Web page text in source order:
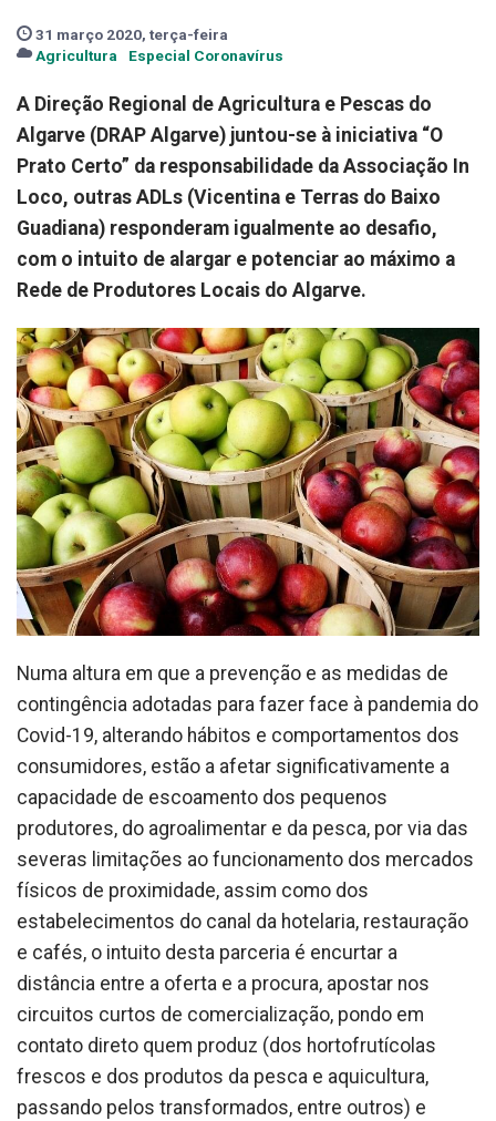
31 março 2020, terça-feira
Agricultura
Especial Coronavírus
A Direção Regional de Agricultura e Pescas do
Algarve (DRAP Algarve) juntou-se à iniciativa “O
Prato Certo” da responsabilidade da Associação In
Loco, outras ADLs (Vicentina e Terras do Baixo
Guadiana) responderam igualmente ao desafio,
com o intuito de alargar e potenciar ao máximo a
Rede de Produtores Locais do Algarve.
Numa altura em que a prevenção e as medidas de
contingência adotadas para fazer face à pandemia do
Covid-19, alterando hábitos e comportamentos dos
consumidores, estão a afetar significativamente a
capacidade de escoamento dos pequenos
produtores, do agroalimentar e da pesca, por via das
severas limitações ao funcionamento dos mercados
físicos de proximidade, assim como dos
estabelecimentos do canal da hotelaria, restauração
e cafés, o intuito desta parceria é encurtar a
distância entre a oferta e a procura, apostar nos
circuitos curtos de comercialização, pondo em
contato direto quem produz (dos hortofrutícolas
frescos e dos produtos da pesca e aquicultura,
passando pelos transformados, entre outros) e